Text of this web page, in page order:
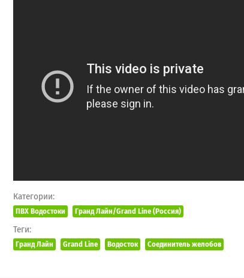
Категории:
ПВХ Водостоки Гранд Лайн/Grand Line (Россия)
Теги:
Гранд Лайн Grand Line Водосток Соединитель желобов